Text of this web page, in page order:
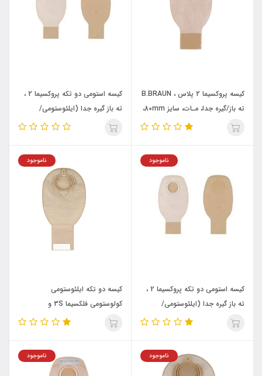
کیسه پروکسیما 2 پلاس ، B.BRAUN
ته باز/گیره جدا، مـات، سایز 80mm،
حجم 640ml، با فیلتر (ایلئوستومی/
کیسه استومی دو تکه پروکسیما 2 ،
ته باز گیره جدا (ایلئوستومی/
کولوستومی ) B.BRAUN کد:
ناموجود
کیسه استومی دو تکه پروکسیما 2 ،
ته باز گیره جدا (ایلئوستومی/
کولوستومی ) B.BRAUN کد:
ناموجود
كيسه دو تكه ايلئوستومي
كولوستومي فلكسيما 3S و
B.BRAUN ته باز مات با فيلترHP کد
ناموجود ناموجود